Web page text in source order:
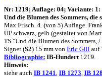
Nr: 1219; Auflage: 04; Variante: 1:
Und die Blumen des Sommers, die
Max Frisch. 4. (von 5) Auflage.
ÜP schwarz, gelb (gestaltet von
TS "Und die Blumen des
Signet (S2) 15 mm von Eric Gill auf
Bibliographie: IB-Hundert1219.
Hinweis:
siehe auch IB 1241, IB 1273, IB